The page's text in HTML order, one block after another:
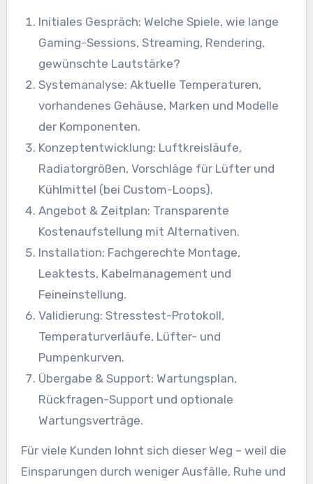
Initiales Gespräch: Welche Spiele, wie lange
Gaming-Sessions, Streaming, Rendering,
gewünschte Lautstärke?
Systemanalyse: Aktuelle Temperaturen,
vorhandenes Gehäuse, Marken und Modelle
der Komponenten.
Konzeptentwicklung: Luftkreisläufe,
Radiatorgrößen, Vorschläge für Lüfter und
Kühlmittel (bei Custom-Loops).
Angebot & Zeitplan: Transparente
Kostenaufstellung mit Alternativen.
Installation: Fachgerechte Montage,
Leaktests, Kabelmanagement und
Feineinstellung.
Validierung: Stresstest-Protokoll,
Temperaturverläufe, Lüfter- und
Pumpenkurven.
Übergabe & Support: Wartungsplan,
Rückfragen-Support und optionale
Wartungsverträge.
Für viele Kunden lohnt sich dieser Weg – weil die
Einsparungen durch weniger Ausfälle, Ruhe und